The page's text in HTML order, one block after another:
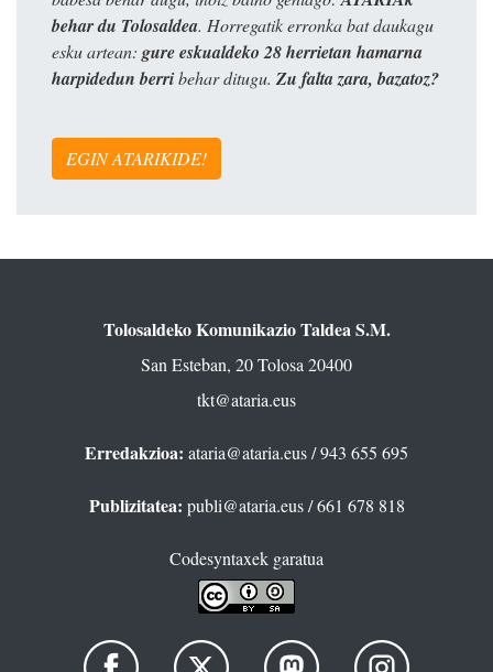
behar du Tolosaldea. Horregatik erronka bat daukagu
esku artean: gure eskualdeko 28 herrietan hamarna
harpidedun berribehar ditugu. Zu falta zara, bazatoz?
EGIN ATARIKIDE!
Tolosaldeko Komunikazio Taldea S.M.
San Esteban, 20 Tolosa 20400
tkt@ataria.eus
Erredakzioa: ataria@ataria.eus/ 943 655 695
Publizitatea: publi@ataria.eus/ 661 678 818
Codesyntaxek garatua